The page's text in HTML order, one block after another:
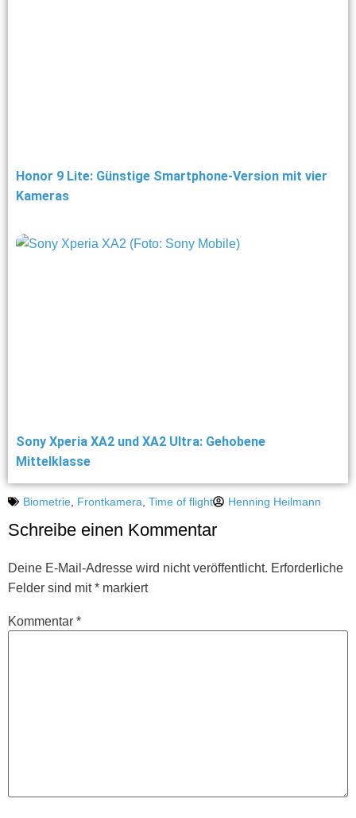
Honor 9 Lite: Günstige Smartphone-Version mit vier
Kameras
Sony Xperia XA2 und XA2 Ultra: Gehobene
Mittelklasse
Biometrie Frontkamera Time of flight Henning Heilmann
Schreibe einen Kommentar
Deine E-Mail-Adresse wird nicht veröffentlicht. Erforderliche
Felder sind mit* markiert
Kommentar *